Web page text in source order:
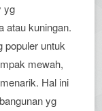
yg
atau kuningan.
populer untuk
mewah,
Hal ini
yg